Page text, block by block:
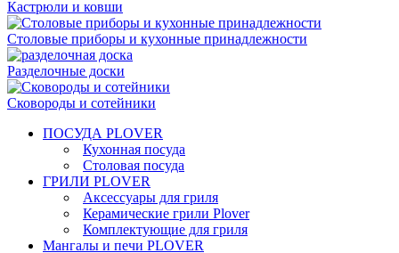
Кастрюли и ковши
Столовые приборы и кухонные принадлежности
Разделочные доски
Сковороды и сотейники
ПОСУДА PLOVER
Кухонная посуда
Столовая посуда
ГРИЛИ PLOVER
Аксессуары для гриля
Керамические грили Plover
Комплектующие для гриля
Мангалы и печи PLOVER